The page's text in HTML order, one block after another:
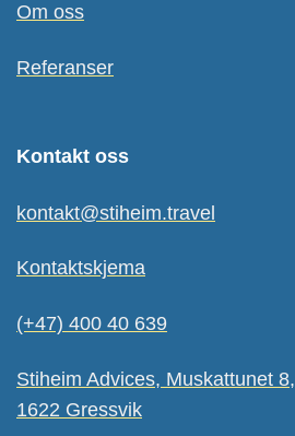
Om oss
Referanser
Kontakt oss
kontakt@stiheim.travel
Kontaktskjema
(+47) 400 40 639
Stiheim Advices, Muskattunet 8,
1622 Gressvik